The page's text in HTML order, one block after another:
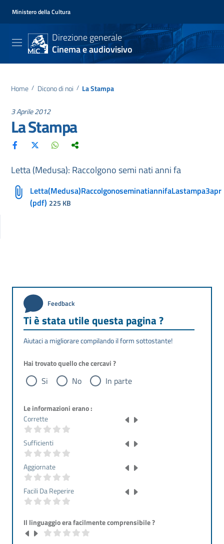
Ministero della Cultura
Direzione generale
Cinema e audiovisivo
Home / Dicono di noi / La Stampa
3 Aprile 2012
La Stampa
Letta (Medusa): Raccolgono semi nati anni fa
Letta(Medusa)RaccolgonoseminatiannifaLastampa3apr
(pdf) 225 KB
Feedback
Ti è stata utile questa pagina ?
Aiutaci a migliorare compilando il form sottostante!
Hai trovato quello che cercavi ?
Si No In parte
Le informazioni erano :
Corrette
Sufficienti
Aggiornate
Facili Da Reperire
Il linguaggio era facilmente comprensibile ?